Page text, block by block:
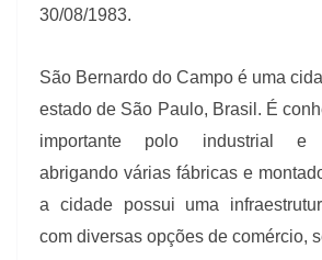
30/08/1983.
São Bernardo do Campo é uma
estado de São Paulo, Brasil. É
importante polo industrial e
abrigando várias fábricas e
a cidade possui uma
com diversas opções de comércio,